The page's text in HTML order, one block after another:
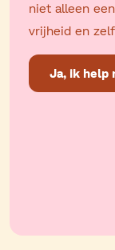
niet alleen
vrijheid en
Ja, ik help